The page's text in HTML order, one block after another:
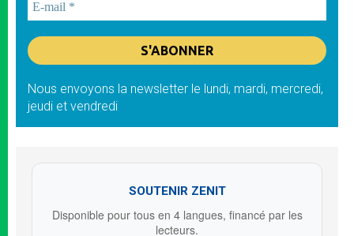
Nous envoyons la newsletter le lundi, mardi, mercredi,
jeudi et vendredi
SOUTENIR ZENIT
Disponible pour tous en 4 langues, financé par les
lecteurs.